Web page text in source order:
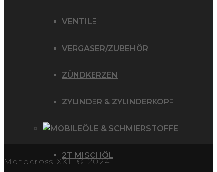
VENTILE
VERGASER/ZUBEHÖR
ZÜNDKERZEN
ZYLINDER & ZYLINDERKOPF
ÖLE & SCHMIERSTOFFE
2T MISCHÖL
Motocross XXL © 2024